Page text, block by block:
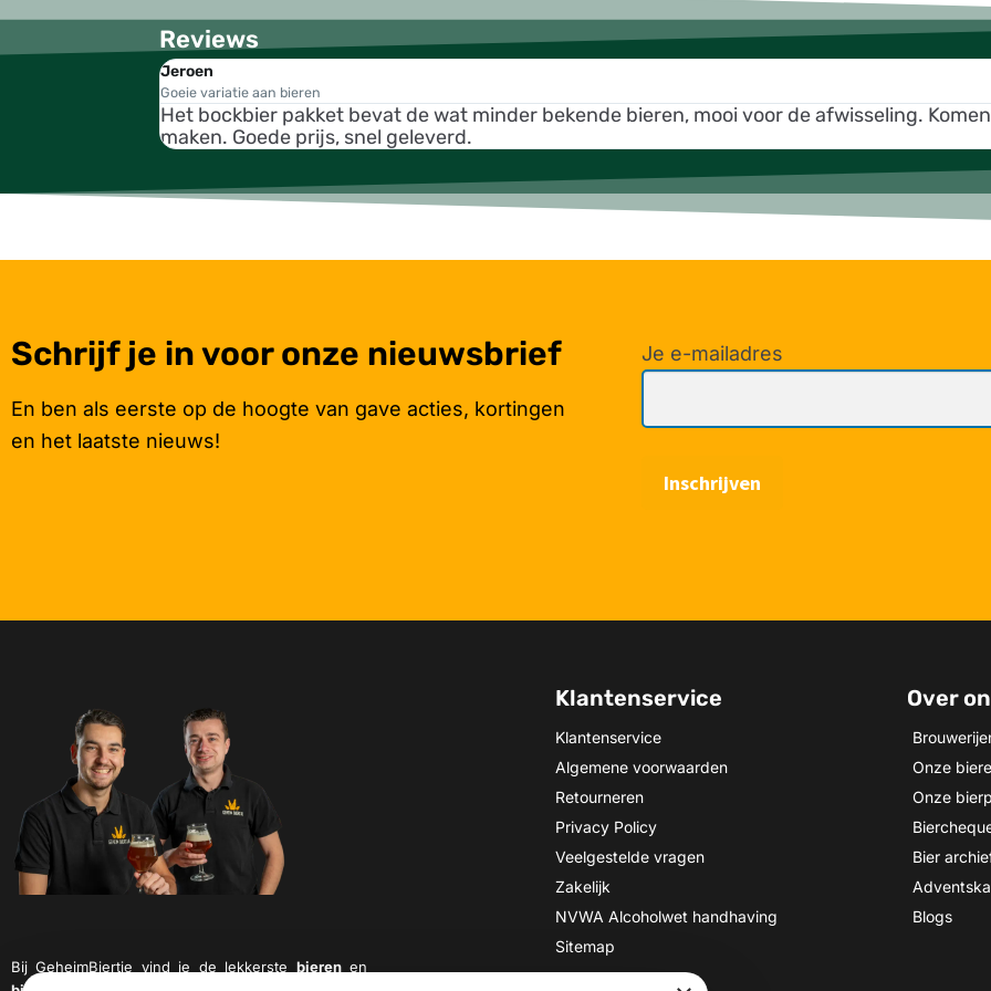
Reviews
Jeroen
Goeie variatie aan bieren
Het bockbier pakket bevat de wat minder bekende bieren, mooi voor de afwisseling.
maken. Goede prijs, snel geleverd.
Schrijf je in voor onze nieuwsbrief
En ben als eerste op de hoogte van gave acties, kortingen
en het laatste nieuws!
Je e-mailadres
Bij GeheimBiertje vind je de lekkerste bierenen
Klantenservice
Klantenservice
Algemene voorwaarden
Retourneren
Privacy Policy
Veelgestelde vragen
Zakelijk
NVWA Alcoholwet handhaving
Sitemap
Over
Onze
Onze
Bier
Blogs